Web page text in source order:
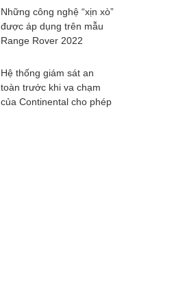
Những công nghệ “xịn xò”
được áp dụng trên mẫu
Range Rover 2022
Hệ thống giám sát an
toàn trước khi va chạm
của Continental cho phép